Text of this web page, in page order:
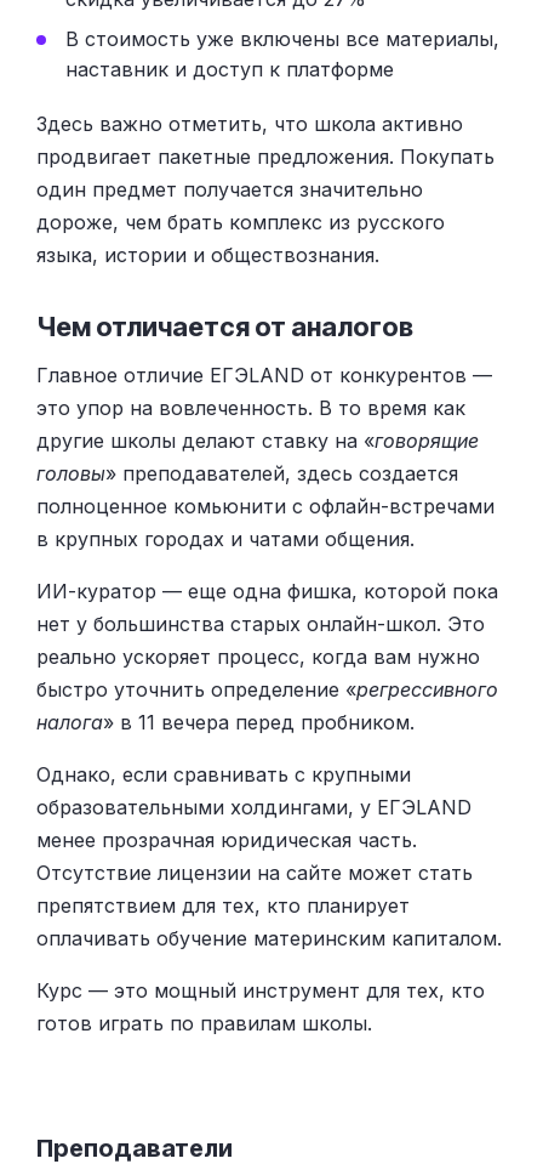
В стоимость уже включены все материалы,
наставник и доступ к платформе
Здесь важно отметить, что школа активно
продвигает пакетные предложения. Покупать
один предмет получается значительно
дороже, чем брать комплекс из русского
языка, истории и обществознания.
Чем отличается от аналогов
Главное отличие ЕГЭLAND от конкурентов —
это упор на вовлеченность. В то время как
другие школы делают ставку на «говорящие
головы» преподавателей, здесь создается
полноценное комьюнити с офлайн-встречами
в крупных городах и чатами общения.
ИИ-куратор — еще одна фишка, которой пока
нет у большинства старых онлайн-школ. Это
реально ускоряет процесс, когда вам нужно
быстро уточнить определение «регрессивного
налога» в 11 вечера перед пробником.
Однако, если сравнивать с крупными
образовательными холдингами, у ЕГЭLAND
менее прозрачная юридическая часть.
Отсутствие лицензии на сайте может стать
препятствием для тех, кто планирует
оплачивать обучение материнским капиталом.
Курс — это мощный инструмент для тех, кто
готов играть по правилам школы.
Преподаватели